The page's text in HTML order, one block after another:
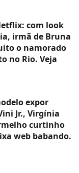
com look
irmã de Bruna
o namorado
no Rio. Veja
expor
Jr., Virgínia
curtinho
web babando.